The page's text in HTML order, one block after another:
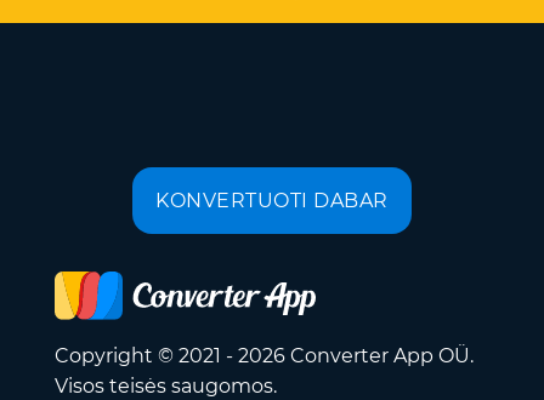
KONVERTUOTI DABAR
Copyright © 2021 - 2026 Converter App OÜ.
Visos teisės saugomos.